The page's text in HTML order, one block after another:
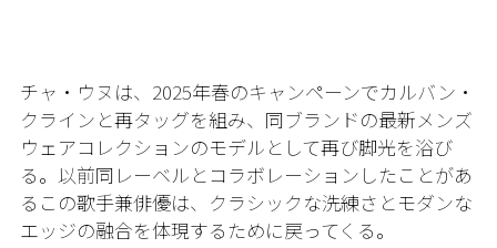
チャ・ウヌは、2025年春のキャンペーンでカルバン・
クラインと再タッグを組み、同ブランドの最新メンズ
ウェアコレクションのモデルとして再び脚光を浴び
る。以前同レーベルとコラボレーションしたことがあ
るこの歌手兼俳優は、クラシックな洗練さとモダンな
エッジの融合を体現するために戻ってくる。